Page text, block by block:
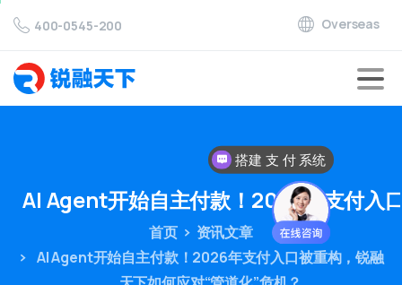
400-0545-200 Overseas
AI Agent开始自主付款！2026年支付入
首页
资讯文章
AI Agent开始自主付款！2026年支付入口被重构，锐融
对接 支 付 通道